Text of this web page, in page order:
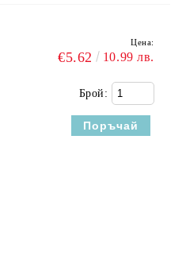
Цена:
€5.62 10.99 лв.
Брой: